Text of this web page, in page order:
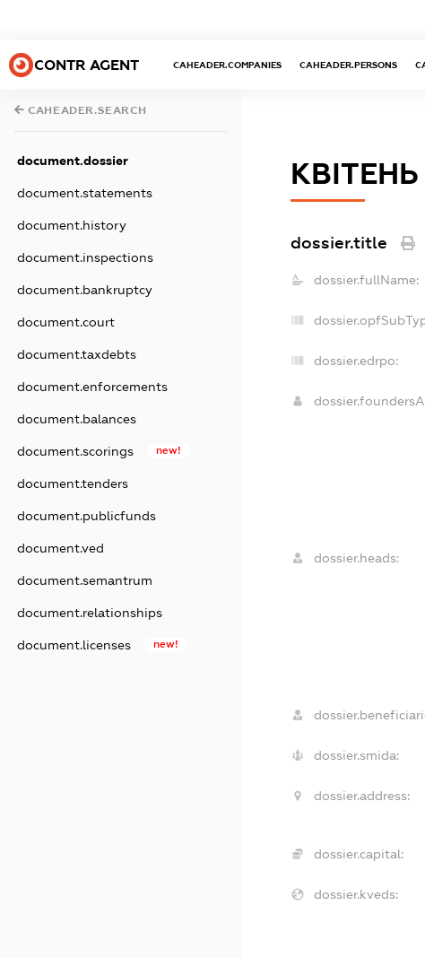
CONTR AGENT CAHEADER.COMPANIES CAHEADER.PERSONS
CAHEADER.SEARCH
document.dossier
document.statements
document.history
document.inspections
document.bankruptcy
document.court
document.taxdebts
document.enforcements
document.balances
document.scorings new!
document.tenders
document.publicfunds
document.ved
document.semantrum
document.relationships
document.licenses new!
КВІТЕНЬ
dossier.title
dossier.fullName:
dossier.edrpo:
dossier.heads:
dossier.smida:
dossier.address:
dossier.capital:
dossier.kveds: